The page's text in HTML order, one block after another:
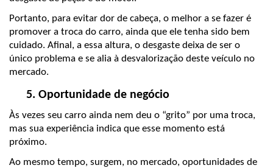
Portanto, para evitar dor de cabeça, o melhor a se fazer é
promover a troca do carro, ainda que ele tenha sido bem
cuidado. Afinal, a essa altura, o desgaste deixa de ser o
único problema e se alia à desvalorização deste veículo no
mercado.
Oportunidade de negócio
Às vezes seu carro ainda nem deu o “grito” por uma troca,
mas sua experiência indica que esse momento está
próximo.
Ao mesmo tempo, surgem, no mercado, oportunidades de